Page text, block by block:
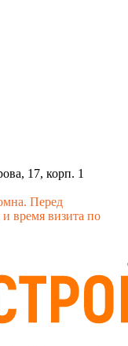
17, корп. 1
Перед
время визита по